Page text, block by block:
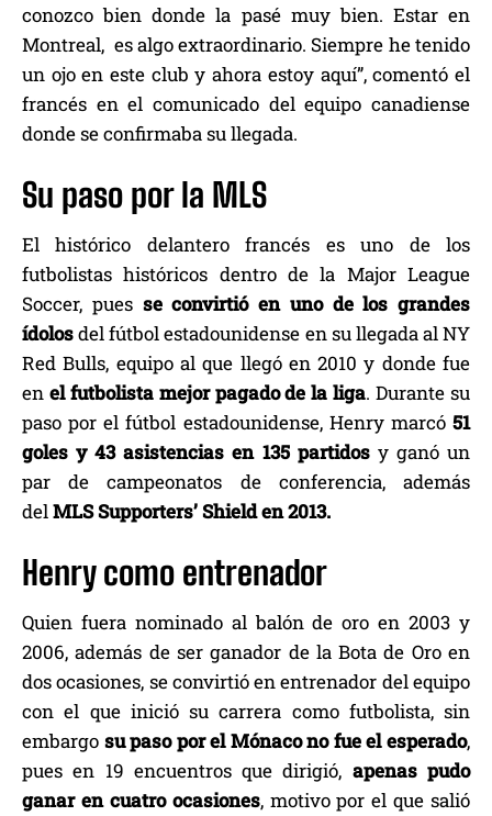
conozco bien donde la pasé muy bien. Estar en
Montreal, es algo extraordinario. Siempre he tenido
un ojo en este club y ahora estoy aquí”, comentó el
francés en el comunicado del equipo canadiense
donde se confirmaba su llegada.
Su paso por la MLS
El histórico delantero francés es uno de los
futbolistas históricos dentro de la Major League
Soccer, pues se convirtió en uno de los grandes
ídolosdel fútbol estadounidense en su llegada al NY
Red Bulls, equipo al que llegó en 2010 y donde fue
en el futbolista mejor pagado de la liga. Durante su
paso por el fútbol estadounidense, Henry marcó 51
goles y 43 asistencias en 135 partidosy ganó un
par de campeonatos de conferencia, además
delMLS Supporters’ Shield en 2013.
Henry como entrenador
Quien fuera nominado al balón de oro en 2003 y
2006, además de ser ganador de la Bota de Oro en
dos ocasiones, se convirtió en entrenador del equipo
con el que inició su carrera como futbolista, sin
embargo su paso por el Mónaco no fue el esperado,
pues en 19 encuentros que dirigió, apenas pudo
ganar en cuatro ocasiones, motivo por el que salió